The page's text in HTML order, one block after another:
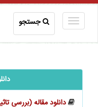
جستجو
دانلود مقاله (بررسی